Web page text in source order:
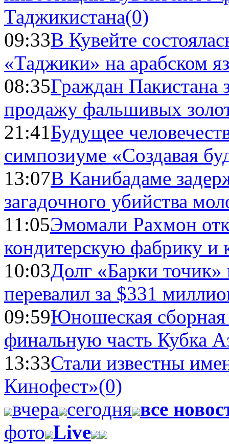
Таджикистана(0)
09:33В Кувейте
«Таджики» на арабском
08:35Граждан Пакистана
продажу фальшивых
21:41Будущее
симпозиуме «Создавая
13:07В Канибадаме
загадочного убийства
11:05Эмомали Рахмон
кондитерскую фабрику и
10:03Долг «Барки
перевалил за $331
09:59Юношеская
финальную часть Кубка
13:33Стали известны
Кинофест»(0)
вчера сегодня все
фото Live